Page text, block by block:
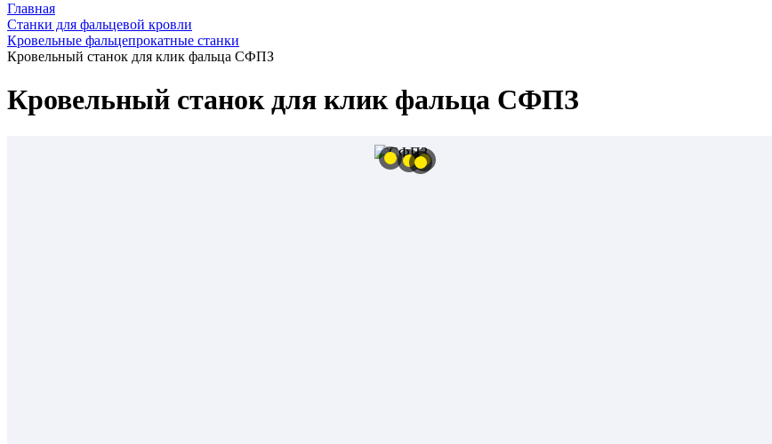
Главная
Станки для фальцевой кровли
Кровельные фальцепрокатные станки
Кровельный станок для клик фальца СФПЗ
Кровельный станок для клик фальца СФПЗ